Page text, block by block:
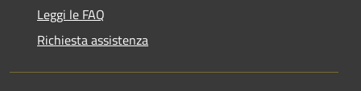
Leggi le FAQ
Richiesta assistenza